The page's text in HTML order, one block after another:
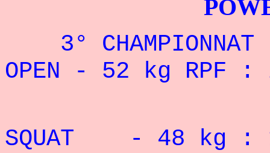
3° CHAMPIONNAT
OPEN - 52 kg RPF :
SQUAT - 48 kg